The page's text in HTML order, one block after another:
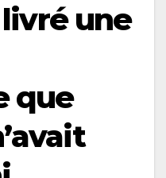
une
que